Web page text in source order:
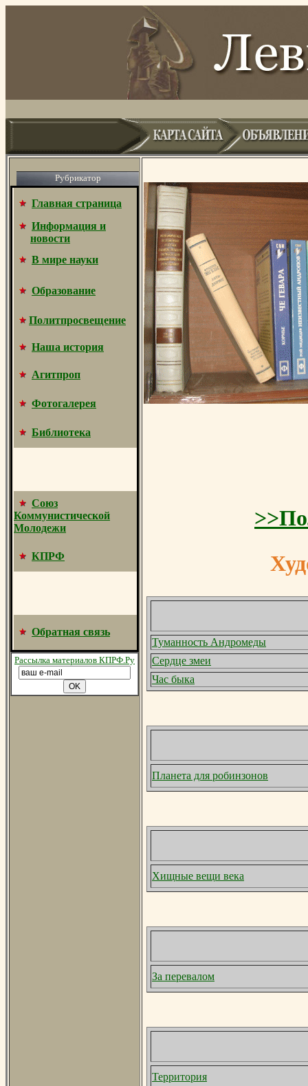
Рубрикатор
Главная страница
Информация и
новости
В мире науки
Образование
Политпросвещение
Наша история
Агитпроп
Фотогалерея
Библиотека
Союз
Коммунистической
Молодежи
КПРФ
Обратная связь
Рассылка материалов КПРФ.Ру
>>
Туманность Андромеды
Сердце змеи
Час быка
Планета для робинзонов
Хищные вещи века
За перевалом
Территория